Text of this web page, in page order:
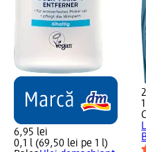
6,95 lei
0,1 l (69,50 lei pe 1 l)